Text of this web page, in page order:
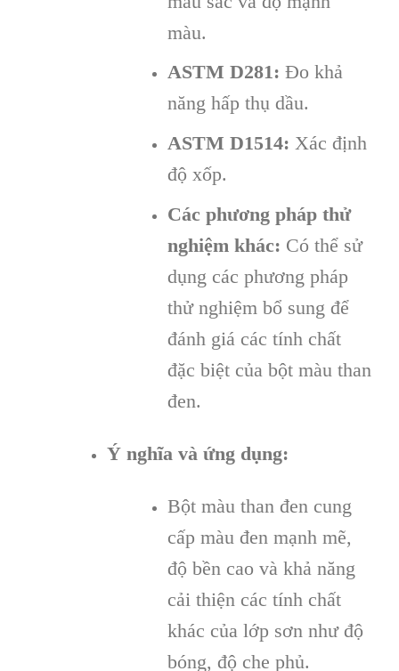
màu.
ASTM D281: Đo khả
năng hấp thụ dầu.
ASTM D1514: Xác định
độ xốp.
Các phương pháp thử
nghiệm khác: Có thể sử
dụng các phương pháp
thử nghiệm bổ sung để
đánh giá các tính chất
đặc biệt của bột màu than
đen.
Ý nghĩa và ứng dụng:
Bột màu than đen cung
cấp màu đen mạnh mẽ,
độ bền cao và khả năng
cải thiện các tính chất
khác của lớp sơn như độ
bóng, độ che phủ.